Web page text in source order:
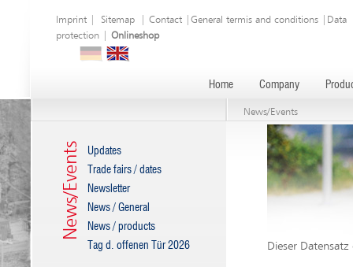
Imprint Sitemap Contact General termis and conditions
Data
protection
Onlineshop
Home Company
News/Events
News/Events
Updates
Trade fairs / dates
Newsletter
News / General
News / products
Tag d. offenen Tür 2026
Dieser